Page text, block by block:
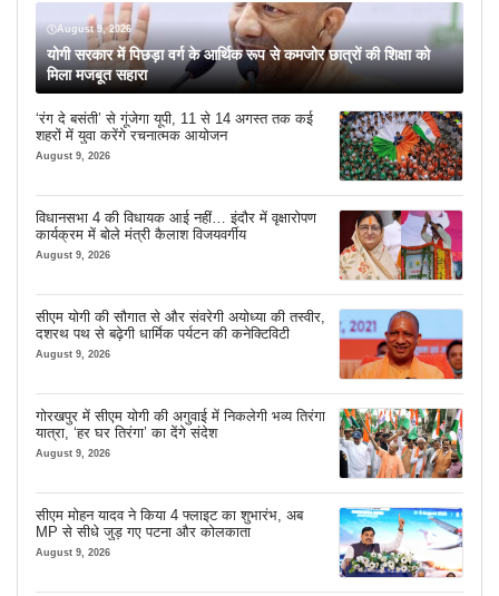
August 9, 2026
योगी सरकार में पिछड़ा वर्ग के आर्थिक रूप से कमजोर छात्रों की शिक्षा को
मिला मजबूत सहारा
‘रंग दे बसंती’ से गूंजेगा यूपी, 11 से 14 अगस्त तक कई
शहरों में युवा करेंगे रचनात्मक आयोजन
August 9, 2026
विधानसभा 4 की विधायक आई नहीं… इंदौर में वृक्षारोपण
कार्यक्रम में बोले मंत्री कैलाश विजयवर्गीय
August 9, 2026
सीएम योगी की सौगात से और संवरेगी अयोध्या की तस्वीर,
दशरथ पथ से बढ़ेगी धार्मिक पर्यटन की कनेक्टिविटी
August 9, 2026
गोरखपुर में सीएम योगी की अगुवाई में निकलेगी भव्य तिरंगा
यात्रा, ‘हर घर तिरंगा’ का देंगे संदेश
August 9, 2026
सीएम मोहन यादव ने किया 4 फ्लाइट का शुभारंभ, अब
MP से सीधे जुड़ गए पटना और कोलकाता
August 9, 2026